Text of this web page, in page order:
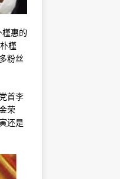
惠的
槿
粉丝
首李
荣
还是